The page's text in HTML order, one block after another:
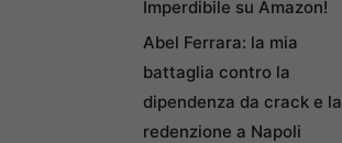
Imperdibile su Amazon!
Abel Ferrara: la mia
battaglia contro la
dipendenza da crack e la
redenzione a Napoli